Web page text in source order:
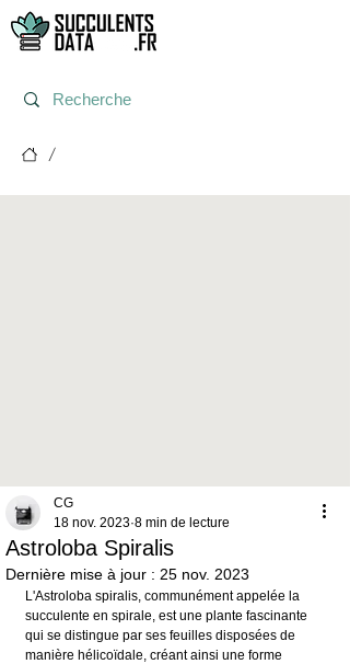
/
Astroloba Spiralis
CG
18 nov. 2023 8 min de lecture
Dernière mise à jour : 25 nov. 2023
L'Astroloba spiralis, communément appelée la
succulente en spirale, est une plante fascinante
qui se distingue par ses feuilles disposées de
manière hélicoïdale, créant ainsi une forme